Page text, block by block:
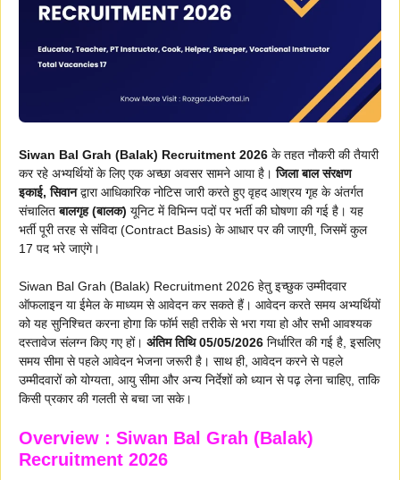
Siwan Bal Grah (Balak) Recruitment 2026 के तहत नौकरी की तैयारी
कर रहे अभ्यर्थियों के लिए एक अच्छा अवसर सामने आया है।जिला बाल संरक्षण
इकाई, सिवानद्वारा आधिकारिक नोटिस जारी करते हुए वृहद आश्रय गृह के अंतर्गत
संचालितबालगृह (बालक) यूनिट में विभिन्न पदों पर भर्ती की घोषणा की गई है। यह
भर्ती पूरी तरह से संविदा (Contract Basis) के आधार पर की जाएगी, जिसमें कुल
17 पद भरे जाएंगे।
Siwan Bal Grah (Balak) Recruitment 2026 हेतु इच्छुक उम्मीदवार
ऑफलाइन या ईमेल के माध्यम से आवेदन कर सकते हैं। आवेदन करते समय अभ्यर्थियों
को यह सुनिश्चित करना होगा कि फॉर्म सही तरीके से भरा गया हो और सभी आवश्यक
दस्तावेज संलग्न किए गए हों। अंतिम तिथि 05/05/2026 निर्धारित की गई है, इसलिए
समय सीमा से पहले आवेदन भेजना जरूरी है। साथ ही, आवेदन करने से पहले
उम्मीदवारों को योग्यता, आयु सीमा और अन्य निर्देशों को ध्यान से पढ़ लेना चाहिए, ताकि
किसी प्रकार की गलती से बचा जा सके।
Overview : Siwan Bal Grah (Balak)
Recruitment 2026